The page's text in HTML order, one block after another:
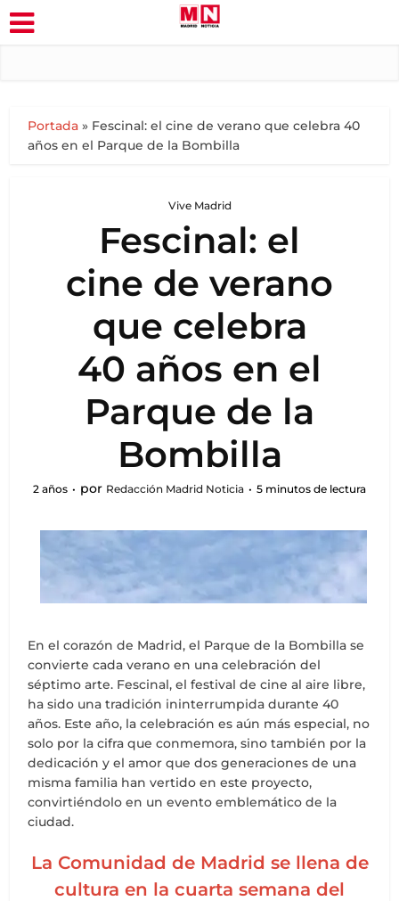
Portada » Fescinal: el cine de verano que celebra 40
años en el Parque de la Bombilla
Vive Madrid
Fescinal: el
cine de verano
que celebra
40 años en el
Parque de la
Bombilla
2 años por Redacción Madrid Noticia 5 minutos de lectura
En el corazón de Madrid, el Parque de la Bombilla se
convierte cada verano en una celebración del
séptimo arte. Fescinal, el festival de cine al aire libre,
ha sido una tradición ininterrumpida durante 40
años. Este año, la celebración es aún más especial, no
solo por la cifra que conmemora, sino también por la
dedicación y el amor que dos generaciones de una
misma familia han vertido en este proyecto,
convirtiéndolo en un evento emblemático de la
ciudad.
La Comunidad de Madrid se llena de
cultura en la cuarta semana del